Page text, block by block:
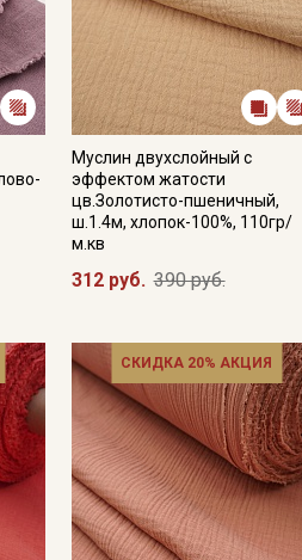
Муслин двухслойный с
эффектом жатости
цв.Золотисто-пшеничный,
ш.1.4м, хлопок-100%, 110гр/
м.кв
312 руб. 390 руб.
СКИДКА 20% АКЦИЯ